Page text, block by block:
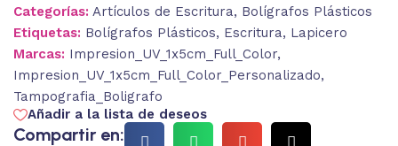
Categorías: Artículos de Escritura, Bolígrafos Plásticos
Etiquetas: Bolígrafos Plásticos, Escritura, Lapicero
Marcas: Impresion_UV_1x5cm_Full_Color,
Impresion_UV_1x5cm_Full_Color_Personalizado,
Tampografia_Boligrafo
Añadir a la lista de deseos
Compartir en: